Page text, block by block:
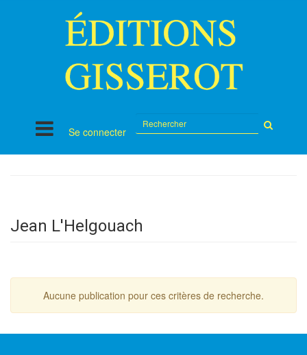
Se connecter
sur
Jean L'Helgouach
Aucune publication pour ces critères de recherche.